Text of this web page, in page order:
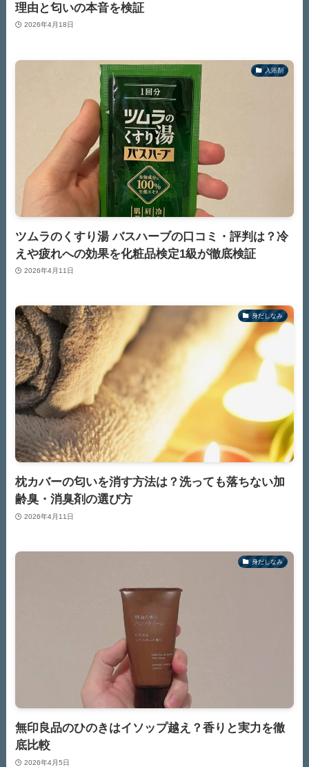
理由と匂いの本音を検証
2026年4月18日
入浴剤
ツムラのくすり湯 バスハーブの口コミ・評判は？冷
えや疲れへの効果を化粧品検定1級が徹底検証
2026年4月11日
身だしなみ
枕カバーの匂いを消す方法は？洗っても落ちない加
齢臭・消臭剤の選び方
2026年4月11日
身だしなみ
無印良品のひのきはイソップ越え？香りと実力を徹
底比較
2026年4月5日